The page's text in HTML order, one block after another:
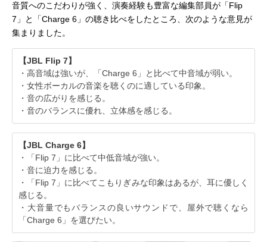
音質へのこだわりが強く、演奏経験も豊富な編集部員が「Flip
7」と「Charge 6」の聴き比べをしたところ、次のような意見が
集まりました。
【JBL Flip 7】
・高音域は強いが、「Charge 6」と比べて中音域が弱い。
・女性ボーカルの音楽を聴くのに適している印象。
・音の広がりを感じる。
・音のバランスに優れ、立体感を感じる。
【JBL Charge 6】
・「Flip 7」に比べて中低音域が強い。
・音に迫力を感じる。
・「Flip 7」に比べてこもりぎみな印象はあるが、耳に優しく
感じる。
・大音量でもバランスの良いサウンドで、屋外で聴くなら
「Charge 6」を選びたい。